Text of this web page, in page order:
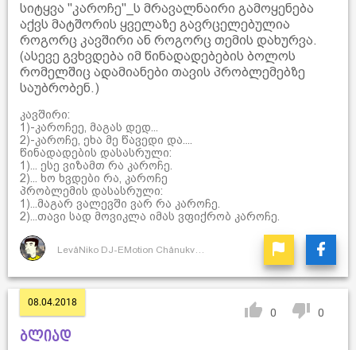
სიტყვა "კაროჩე"_ს მრავალნაირი გამოყენება
აქვს მატშორის ყველაზე გავრცელებულია
როგორც კავშირი ან როგორც თემის დახურვა.
(ასევე გვხვდება იმ წინადადებების ბოლოს
რომელშიც ადამიანები თავის პრობლემებზე
საუბრობენ.)
კავშირი:
1)-კაროჩეე, მაგას დედ...
2)-კაროჩე, ეხა მე წავედი და....
წინადადების დასასრული:
1)... ესე ვიზამთ რა კაროჩე.
2)... ხო ხვდები რა, კაროჩე
პრობლემის დასასრული:
1)...მაგარ ვალევში ვარ რა კაროჩე.
2)...თავი სად მოვიკლა იმას ვფიქრობ კაროჩე.
LevåNiko DJ-EMotion ChånukvåDze
08.04.2018
0 0
ბლიად